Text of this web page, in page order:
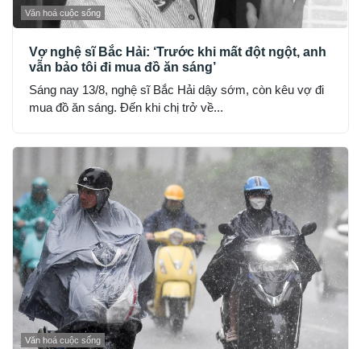
Văn hoá cuộc sống
Vợ nghệ sĩ Bắc Hải: ‘Trước khi mất đột ngột, anh
vẫn bảo tôi đi mua đồ ăn sáng’
Sáng nay 13/8, nghệ sĩ Bắc Hải dậy sớm, còn kêu vợ đi
mua đồ ăn sáng. Đến khi chị trở về...
Văn hoá cuộc sống